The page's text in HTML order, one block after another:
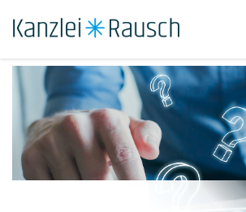
Start
Über uns
Leistungen